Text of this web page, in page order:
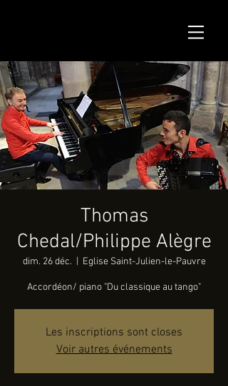
Thomas
Chedal/Philippe Alègre
dim. 26 déc. Eglise Saint-Julien-le-Pauvre
Accordéon/ piano "Du classique au tango"
Les inscriptions sont closes
Voir autres événements